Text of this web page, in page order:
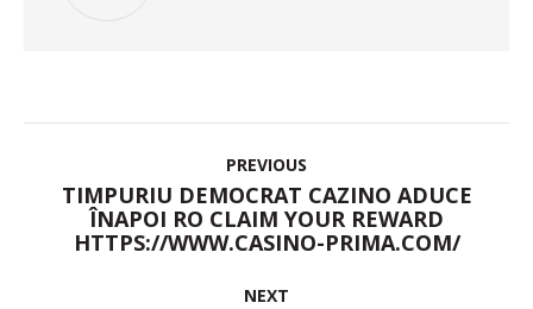
PREVIOUS
Previous
post:
TIMPURIU DEMOCRAT CAZINO ADUCE
ÎNAPOI RO CLAIM YOUR REWARD
HTTPS://WWW.CASINO-PRIMA.COM/
NEXT